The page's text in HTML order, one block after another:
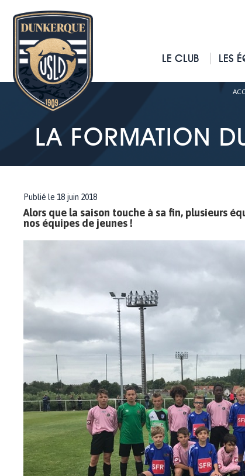
LE CLUB LES
LA FORMATION
Publié le 18 juin 2018
Alors que la saison touche à sa fin, plusieurs
nos équipes de jeunes !